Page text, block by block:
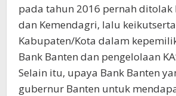
pada tahun 2016 pernah ditolak
dan Kemendagri, lalu
Kabupaten/Kota dalam
Bank Banten dan pengelolaan
Selain itu, upaya Bank Banten
gubernur Banten untuk